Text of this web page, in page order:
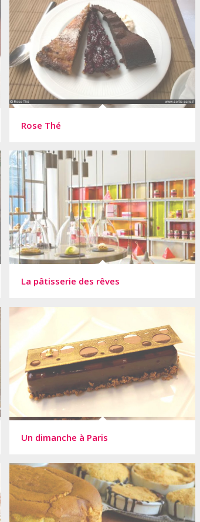
Rose Thé
La pâtisserie des rêves
Un dimanche à Paris